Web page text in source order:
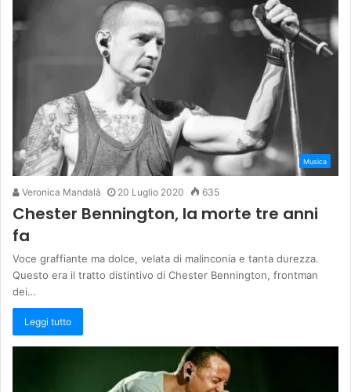
Musica
Veronica Mandalà 20 Luglio 2020 635
Chester Bennington, la morte tre anni
fa
Voce graffiante ma dolce, velata di malinconia e tanta durezza.
Questo era il tratto distintivo di Chester Bennington, frontman
dei…
Leggi tutto